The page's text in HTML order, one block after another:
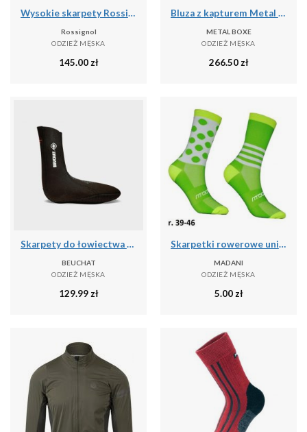
Wysokie skarpety Rossignol Sidelhorn
Rossignol
ODZIEŻ MĘSKA
145.00 zł
Bluza z kapturem Metal Boxe M
METAL BOXE
ODZIEŻ MĘSKA
266.50 zł
Skarpety do łowiectwa podwodnego Beuchat Sirocco Elite 3 mm
BEUCHAT
ODZIEŻ MĘSKA
129.99 zł
Skarpetki rowerowe unisex madani Parrot
MADANI
ODZIEŻ MĘSKA
5.00 zł